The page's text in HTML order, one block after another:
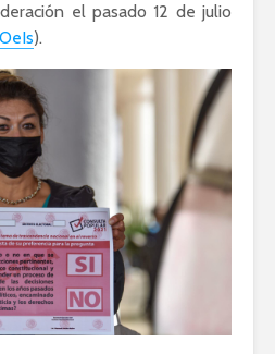
el pasado 12 de julio
).